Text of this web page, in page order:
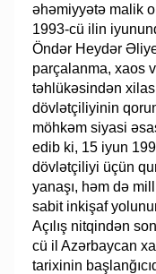
əhəmiyyətə malik
1993-cü ilin
Öndər Heydər
parçalanma, xaos
təhlükəsindən
dövlətçiliyinin
möhkəm siyasi
edib ki, 15 iyun
dövlətçiliyi üçün
yanaşı, həm də
sabit inkişaf
Açılış nitqindən
cü il Azərbaycan
tarixinin